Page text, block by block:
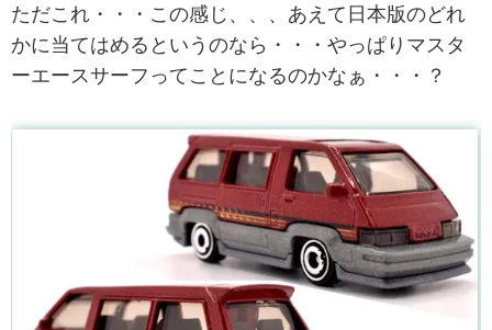
ただこれ・・・この感じ、、、あえて日本版のどれ
かに当てはめるというのなら・・・やっぱりマスタ
ーエースサーフってことになるのかなぁ・・・？